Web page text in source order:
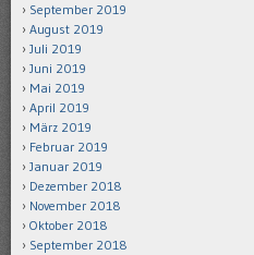
September 2019
August 2019
Juli 2019
Juni 2019
Mai 2019
April 2019
März 2019
Februar 2019
Januar 2019
Dezember 2018
November 2018
Oktober 2018
September 2018